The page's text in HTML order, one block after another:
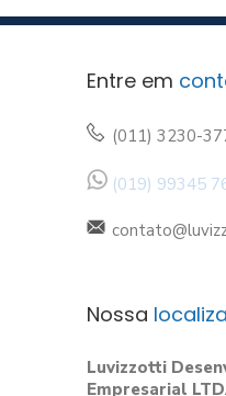
Entre em
(011) 3230-
(019) 99345
Nossa
Luvizzotti
Empresarial